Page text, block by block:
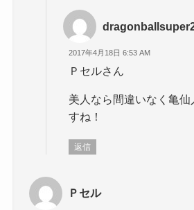
2017年4月18日 6:53 AM
Ｐセルさん
美人なら間違いなく亀仙
すね！
返信
Ｐセル